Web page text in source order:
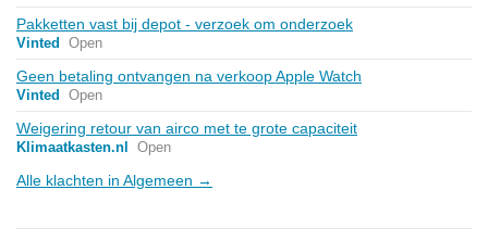
Pakketten vast bij depot - verzoek om onderzoek
Vinted Open
Geen betaling ontvangen na verkoop Apple Watch
Vinted Open
Weigering retour van airco met te grote capaciteit
Klimaatkasten.nl Open
Alle klachten in Algemeen →